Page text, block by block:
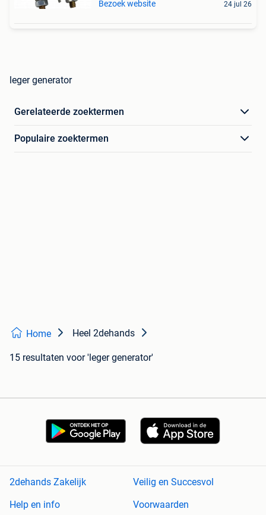
Bezoek website 24 jul 26
leger generator
Gerelateerde zoektermen
Populaire zoektermen
Home Heel 2dehands
15 resultaten voor 'leger generator'
2dehands Zakelijk
Veilig en Succesvol
Help en info
Voorwaarden